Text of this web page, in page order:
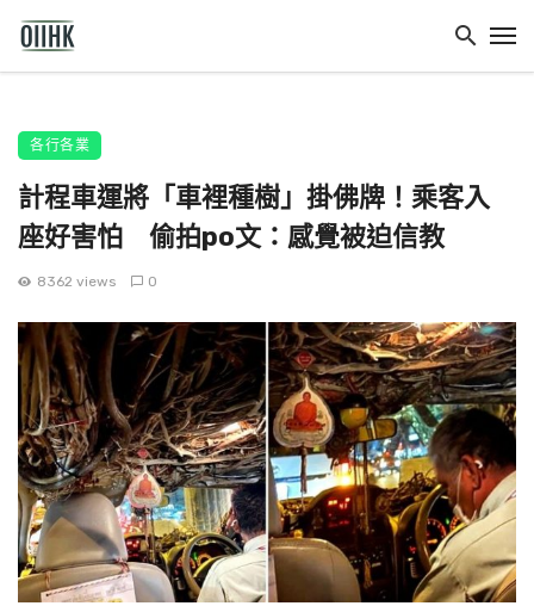
各行各業
計程車運將「車裡種樹」掛佛牌！乘客入
座好害怕 偷拍po文：感覺被迫信教
8362 views 0